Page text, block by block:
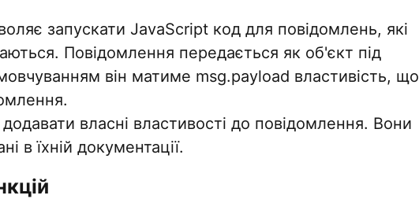
запускати JavaScript код для повідомлень, які
Повідомлення передається як об'єкт під
він матиме msg.payload властивість, що
власні властивості до повідомлення. Вони
в їхній документації.